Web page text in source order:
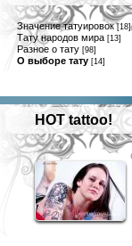
Значение татуировок [18]
Тату народов мира [13]
Разное о тату [98]
О выборе тату [14]
HOT tattoo!